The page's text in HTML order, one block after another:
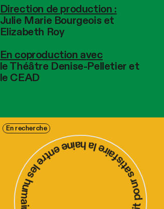
Direction de production :
Julie Marie Bourgeois et
Elizabeth Roy
En coproduction avec
le Théâtre Denise-Pelletier et
le CEAD
En recherche